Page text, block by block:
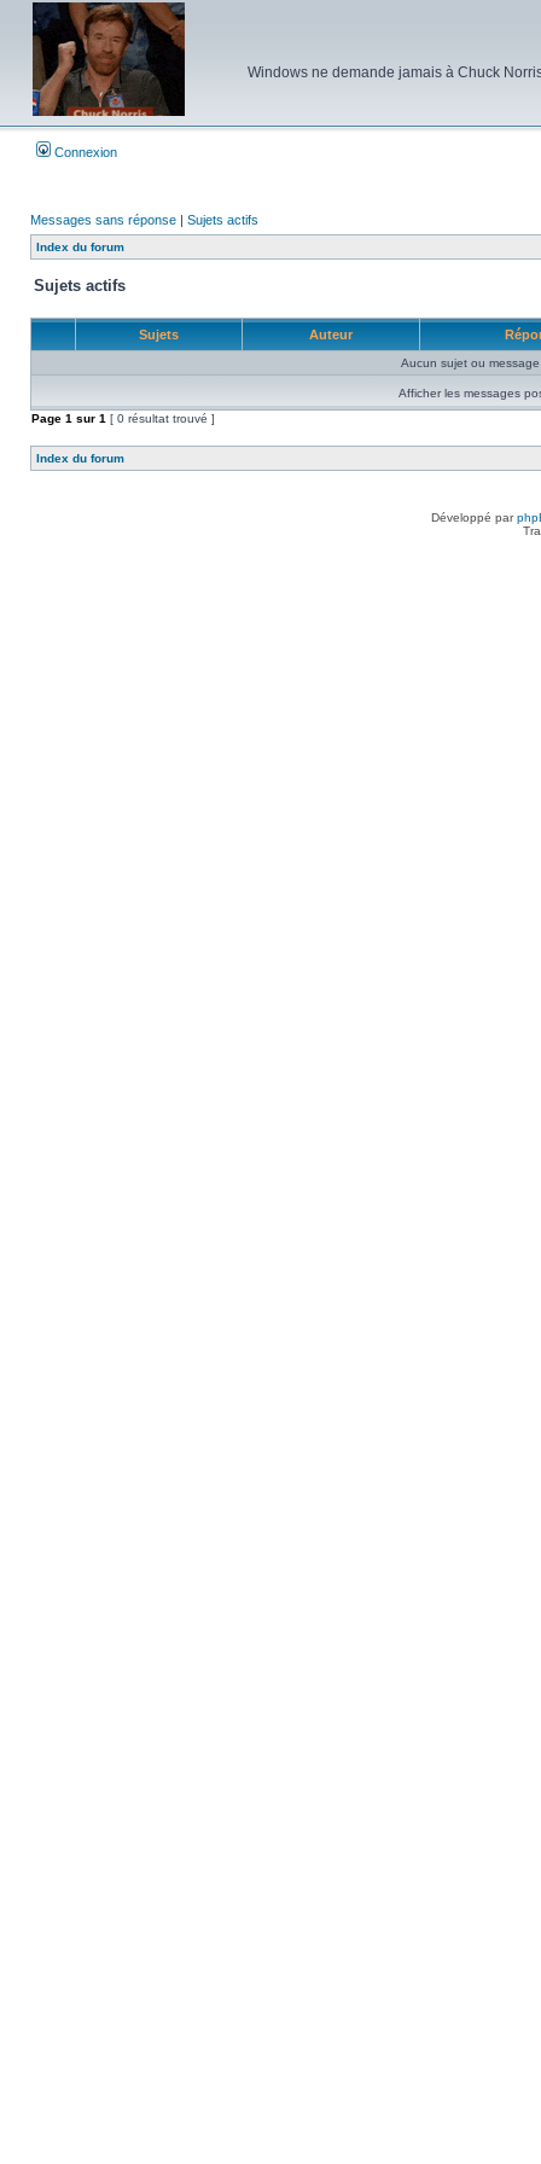
Windows ne demande jamais à Chuck
Connexion
Messages sans réponse | Sujets actifs
Index du forum
Sujets actifs
Sujets Auteur
Aucun sujet ou
Afficher les messages
Page 1 sur 1 [ 0 résultat trouvé ]
Index du forum
Développé par